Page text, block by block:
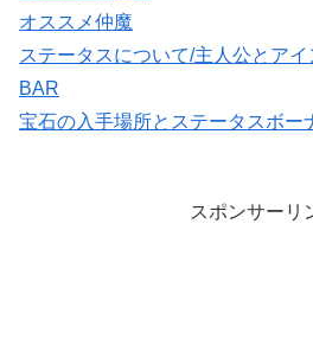
オススメ仲魔
ステータスについて/主人公とア
BAR
宝石の入手場所とステータスボー
スポンサーリ